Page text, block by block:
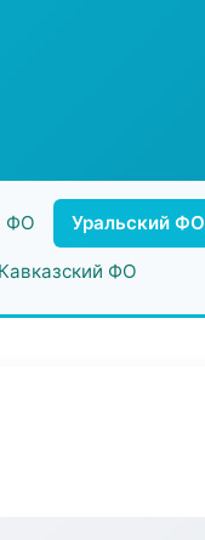
ФО Уральский ФО
ФО